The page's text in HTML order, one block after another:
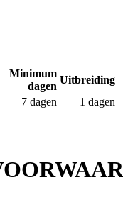
Minimum
dagen
Uitbreiding
7 dagen
1 dagen